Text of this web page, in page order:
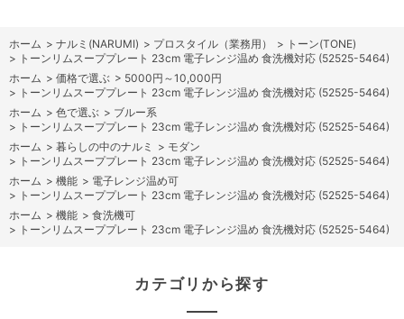
ホーム > ナルミ(NARUMI) > プロスタイル（業務用） > トーン(TONE)
> トーンリムスーププレート 23cm 電子レンジ温め 食洗機対応 (52525-5464)
ホーム > 価格で選ぶ > 5000円～10,000円
> トーンリムスーププレート 23cm 電子レンジ温め 食洗機対応 (52525-5464)
ホーム > 色で選ぶ > ブルー系
> トーンリムスーププレート 23cm 電子レンジ温め 食洗機対応 (52525-5464)
ホーム > 暮らしの中のナルミ > モダン
> トーンリムスーププレート 23cm 電子レンジ温め 食洗機対応 (52525-5464)
ホーム > 機能 > 電子レンジ温め可
> トーンリムスーププレート 23cm 電子レンジ温め 食洗機対応 (52525-5464)
ホーム > 機能 > 食洗機可
> トーンリムスーププレート 23cm 電子レンジ温め 食洗機対応 (52525-5464)
カテゴリから探す